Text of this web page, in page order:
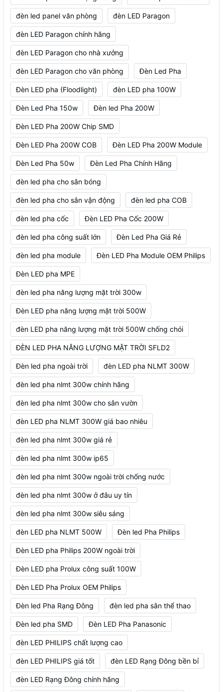
đèn led panel văn phòng đèn LED Paragon
đèn LED Paragon chính hãng
đèn LED Paragon cho nhà xưởng
đèn LED Paragon cho văn phòng Đèn Led Pha
Đèn LED pha (Floodlight) đèn LED pha 100W
Đèn Led Pha 150w Đèn led Pha 200W
Đèn LED Pha 200W Chip SMD
Đèn LED Pha 200W COB Đèn LED Pha 200W Module
Đèn Led Pha 50w Đèn Led Pha Chính Hãng
đèn led pha cho sân bóng
đèn led pha cho sân vận động đèn led pha COB
đèn led pha cốc Đèn LED Pha Cốc 200W
đèn led pha công suất lớn Đèn Led Pha Giá Rẻ
đèn led pha module Đèn LED Pha Module OEM Philips
Đèn LED pha MPE
đèn led pha năng lượng mặt trời 300w
Đèn LED pha năng lượng mặt trời 500W
đèn LED pha năng lượng mặt trời 500W chống chói
ĐÈN LED PHA NĂNG LƯỢNG MẶT TRỜI SFLD2
Đèn led pha ngoài trời đèn LED pha NLMT 300W
đèn led pha nlmt 300w chính hãng
đèn led pha nlmt 300w cho sân vườn
đèn LED pha NLMT 300W giá bao nhiêu
đèn led pha nlmt 300w giá rẻ
đèn led pha nlmt 300w ip65
đèn led pha nlmt 300w ngoài trời chống nước
đèn led pha nlmt 300w ở đâu uy tín
đèn led pha nlmt 300w siêu sáng
đèn LED pha NLMT 500W Đèn led Pha Philips
Đèn LED pha Philips 200W ngoài trời
Đèn LED pha Prolux công suất 100W
Đèn LED Pha Prolux OEM Philips
Đèn led Pha Rạng Đông đèn led pha sân thể thao
Đèn led pha SMD Đèn LED Pha Panasonic
đèn LED PHILIPS chất lượng cao
đèn LED PHILIPS giá tốt đèn LED Rạng Đông bền bỉ
đèn LED Rạng Đông chính hãng